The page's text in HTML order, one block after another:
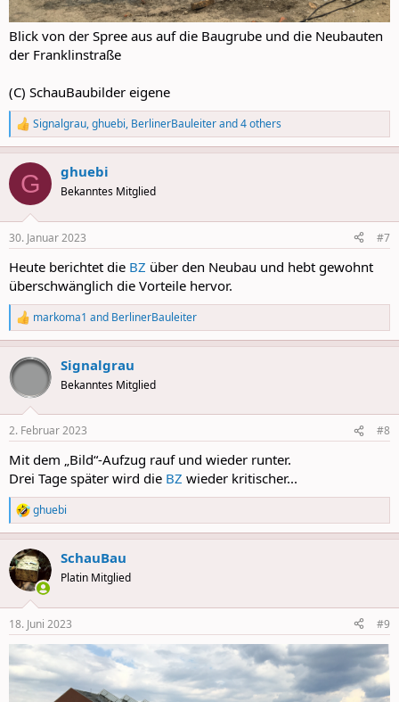
Blick von der Spree aus auf die Baugrube und die Neubauten
der Franklinstraße
(C) SchauBaubilder eigene
R
e
a
c
i
s
Signalgrau,ghuebi, BerlinerBauleiterand 4 others
G ghuebi
Bekanntes Mitglied
30. Januar 2023 #7
Heute berichtet die BZ über den Neubau und hebt gewohnt
überschwänglich die Vorteile hervor.
R
e
a
c
i
s
markoma1 and BerlinerBauleiter
Signalgrau
Bekanntes Mitglied
2. Februar 2023 #8
Mit dem „Bild“-Aufzug rauf und wieder runter.
Drei Tage später wird die BZ wieder kritischer...
R
e
a
c
t
i
s
:
ghuebi
SchauBau
Platin Mitglied
18. Juni 2023 #9